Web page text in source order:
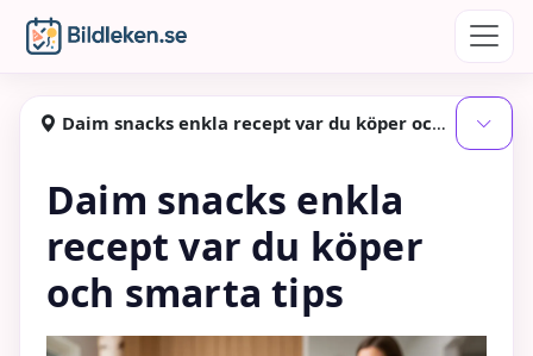
Hoppa till huvudinnehåll
Bildleken
Daim snacks enkla recept var du köper och smarta tips
Daim snacks enkla
recept var du köper
och smarta tips